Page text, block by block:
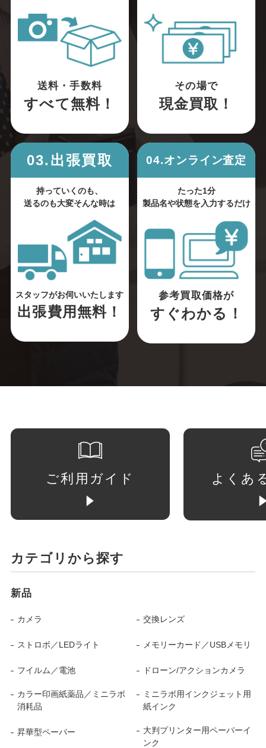
送料・手数料
すべて無料！
その場で
現金買取！
03.出張買取
持っていくのも、
送るのも大変そんな時は
スタッフがお伺いいたします
出張費用無料！
04.オンライン査定
たった1分
製品名や状態を入力するだけ
参考買取価格が
すぐわかる！
ご利用ガイド よくあ
カテゴリから探す
新品
カメラ 交換レンズ
ストロボ／LEDライト メモリーカード／USBメモリ
フイルム／電池 ドローン/アクションカメラ
カラー印画紙薬品／ミニラボ
消耗品
ミニラボ用インクジェット用
紙インク
昇華型ペーパー
大判プリンター用ペーパーイ
ンク